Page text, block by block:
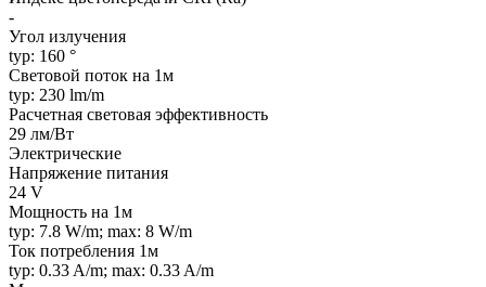
-
Угол излучения
typ: 160 °
Световой поток на 1м
typ: 230 lm/m
Расчетная световая эффективность
29 лм/Вт
Электрические
Напряжение питания
24 V
Мощность на 1м
typ: 7.8 W/m; max: 8 W/m
Ток потребления 1м
typ: 0.33 A/m; max: 0.33 A/m